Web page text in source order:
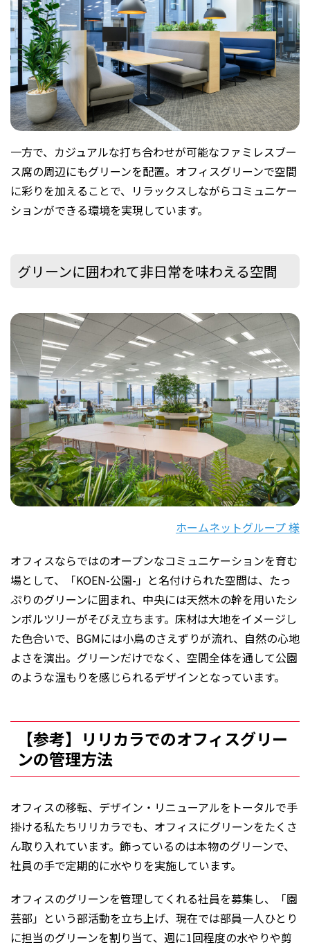
一方で、カジュアルな打ち合わせが可能なファミレスブー
ス席の周辺にもグリーンを配置。オフィスグリーンで空間
に彩りを加えることで、リラックスしながらコミュニケー
ションができる環境を実現しています。
グリーンに囲われて非日常を味わえる空間
ホームネットグループ 様
オフィスならではのオープンなコミュニケーションを育む
場として、「KOEN-公園-」と名付けられた空間は、たっ
ぷりのグリーンに囲まれ、中央には天然木の幹を用いたシ
ンボルツリーがそびえ立ちます。床材は大地をイメージし
た色合いで、BGMには小鳥のさえずりが流れ、自然の心地
よさを演出。グリーンだけでなく、空間全体を通して公園
のような温もりを感じられるデザインとなっています。
【参考】リリカラでのオフィスグリー
ンの管理方法
オフィスの移転、デザイン・リニューアルをトータルで手
掛ける私たちリリカラでも、オフィスにグリーンをたくさ
ん取り入れています。飾っているのは本物のグリーンで、
社員の手で定期的に水やりを実施しています。
オフィスのグリーンを管理してくれる社員を募集し、「園
芸部」という部活動を立ち上げ、現在では部員一人ひとり
に担当のグリーンを割り当て、週に1回程度の水やりや剪